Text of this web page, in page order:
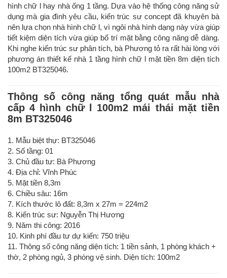
hình chữ l hay nhà ống 1 tầng. Dựa vào hệ thống công năng sử
dụng mà gia đình yêu cầu, kiến trúc sư concept đã khuyên bà
nên lựa chọn nhà hình chữ l, vì ngôi nhà hình dạng này vừa giúp
tiết kiệm diện tích vừa giúp bố trí mặt bằng công năng dễ dàng.
Khi nghe kiến trúc sư phân tích, bà Phương tỏ ra rất hài lòng với
phương án thiết kế nhà 1 tầng hình chữ l mặt tiền 8m diện tích
100m2 BT325046.
Thông số công năng tổng quát mẫu nhà
cấp 4 hình chữ l 100m2 mái thái mặt tiền
8m BT325046
1. Mẫu biệt thự: BT325046
2. Số tầng: 01
3. Chủ đầu tư: Bà Phương
4. Địa chỉ: Vĩnh Phúc
5. Mặt tiền 8,3m
6. Chiều sâu: 16m
7. Kích thước lô đất: 8,3m x 27m = 224m2
8. Kiến trúc sư: Nguyễn Thị Hương
9. Năm thi công: 2016
10. Kinh phí đầu tư dự kiến: 750 triệu
11. Thông số công năng diện tích: 1 tiền sảnh, 1 phòng khách +
thờ, 2 phòng ngủ, 3 phòng vệ sinh. Diện tích: 100m2